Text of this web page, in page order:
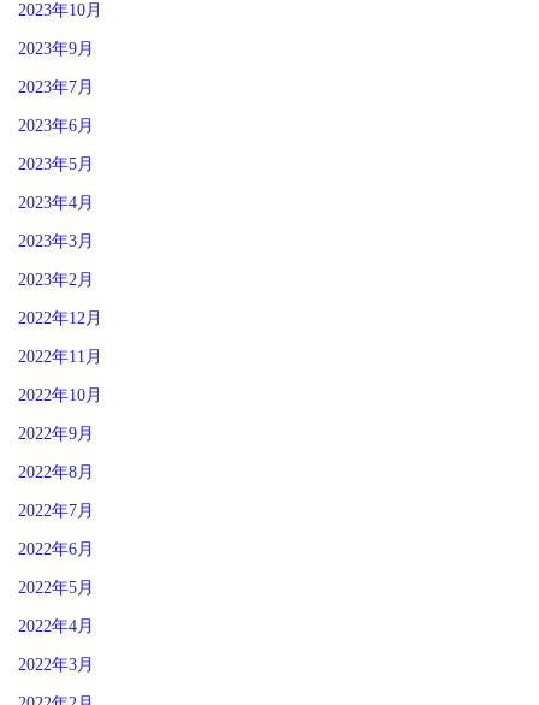
2023年10月
2023年9月
2023年7月
2023年6月
2023年5月
2023年4月
2023年3月
2023年2月
2022年12月
2022年11月
2022年10月
2022年9月
2022年8月
2022年7月
2022年6月
2022年5月
2022年4月
2022年3月